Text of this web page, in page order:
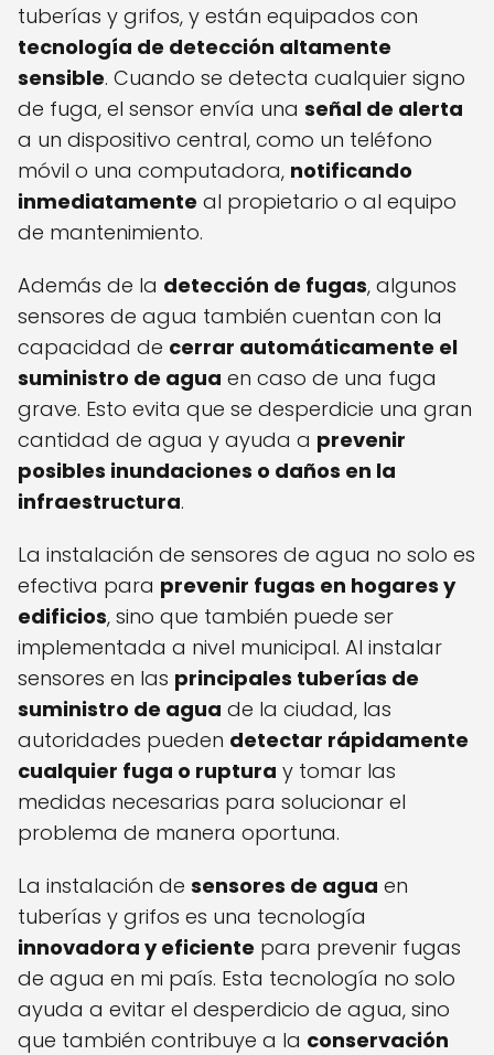
tuberías y grifos, y están equipados con
tecnología de detección altamente
sensible. Cuando se detecta cualquier signo
de fuga, el sensor envía una señal de alerta
a un dispositivo central, como un teléfono
móvil o una computadora, notificando
inmediatamente al propietario o al equipo
de mantenimiento.
Además de la detección de fugas, algunos
sensores de agua también cuentan con la
capacidad de cerrar automáticamente el
suministro de agua en caso de una fuga
grave. Esto evita que se desperdicie una gran
cantidad de agua y ayuda a prevenir
posibles inundaciones o daños en la
infraestructura.
La instalación de sensores de agua no solo es
efectiva para prevenir fugas en hogares y
edificios, sino que también puede ser
implementada a nivel municipal. Al instalar
sensores en las principales tuberías de
suministro de agua de la ciudad, las
autoridades pueden detectar rápidamente
cualquier fuga o ruptura y tomar las
medidas necesarias para solucionar el
problema de manera oportuna.
La instalación de sensores de agua en
tuberías y grifos es una tecnología
innovadora y eficiente para prevenir fugas
de agua en mi país. Esta tecnología no solo
ayuda a evitar el desperdicio de agua, sino
que también contribuye a la conservación